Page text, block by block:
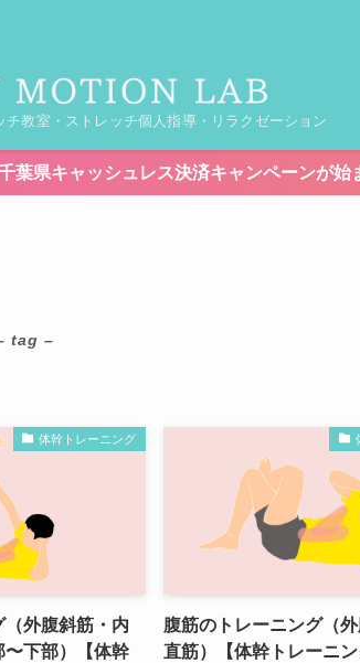
チ教室・ストレッチ個人指導・リラクゼーション
レス決済キャンペーンが始まります！【期
tag –
体幹トレーニング
外腹斜筋・内
〜下部）【体幹
腹筋のトレーニング（
直筋）【体幹トレーニン